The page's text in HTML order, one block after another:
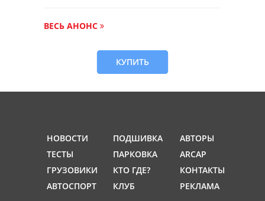
ВЕСЬ АНОНС
КУПИТЬ
НОВОСТИ
ТЕСТЫ
ГРУЗОВИКИ
АВТОСПОРТ
ПОДШИВКА
ПАРКОВКА
КТО ГДЕ?
КЛУБ
АВТОРЫ
ARCAP
КОНТАКТЫ
РЕКЛАМА